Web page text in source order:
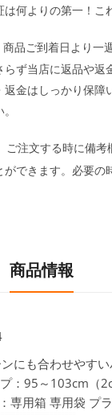
は何よりの第一！こ
商品ご到着日より一
らず当店に返品や返
返金はしっかり保障
ご注文する時に備
ができます。必要の
商品情報
にも合わせや
95～103cm（
用箱 専用袋 プ